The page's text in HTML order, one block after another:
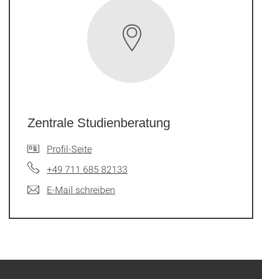
Zentrale Studienberatung
Profil-Seite
+49 711 685 82133
E-Mail schreiben